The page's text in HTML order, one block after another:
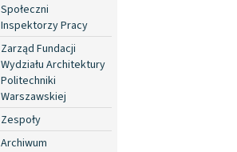
Społeczni
Inspektorzy Pracy
Zarząd Fundacji
Wydziału Architektury
Politechniki
Warszawskiej
Zespoły
Archiwum